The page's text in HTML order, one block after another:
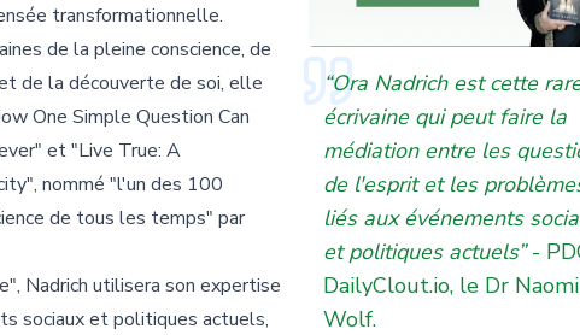
“Ora Nadrich est cette
écrivaine qui peut faire la
médiation entre les
de l'esprit et les
liés aux événements
et politiques actuels”-
DailyClout.io, le Dr Naomi
Wolf.
transformationnelle.
de la pleine conscience, de
de la découverte de soi, elle
One Simple Question Can
et "Live True: A
nommé "l'un des 100
de tous les temps" par
Nadrich utilisera son expertise
sociaux et politiques actuels,